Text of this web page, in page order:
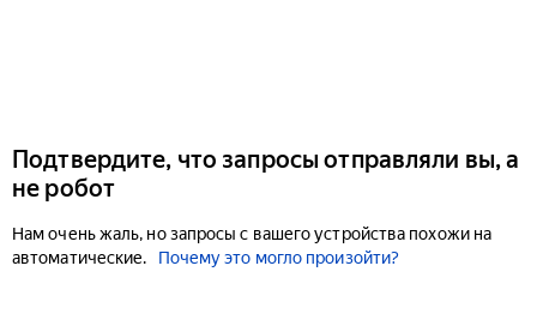
Подтвердите, что запросы отправляли вы, а
не робот
Нам очень жаль, но запросы с вашего устройства похожи на
автоматические.
Почему это могло произойти?